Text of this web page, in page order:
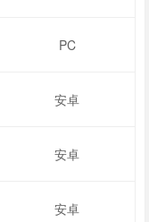
PC
安卓
安卓
安卓